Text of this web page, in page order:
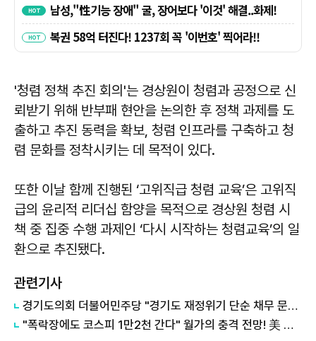
'청렴 정책 추진 회의'는 경상원이 청렴과 공정으로 신
뢰받기 위해 반부패 현안을 논의한 후 정책 과제를 도
출하고 추진 동력을 확보, 청렴 인프라를 구축하고 청
렴 문화를 정착시키는 데 목적이 있다.
또한 이날 함께 진행된 ‘고위직급 청렴 교육’은 고위직
급의 윤리적 리더십 함양을 목적으로 경상원 청렴 시
책 중 집중 수행 과제인 ‘다시 시작하는 청렴교육’의 일
환으로 추진됐다.
관련기사
경기도의회 더불어민주당 "경기도 재정위기 단순 채무 문제 아냐"...세수체계 개편 논의
"폭락장에도 코스피 1만2천 간다" 월가의 충격 전망! 美 반도체 15% 관세 폭탄·7조 빚 경기도 세수 전쟁까지